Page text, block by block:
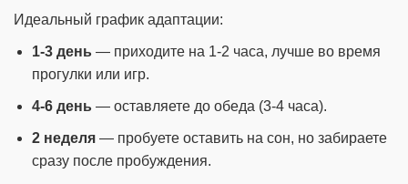
Идеальный график адаптации:
1-3 день — приходите на 1-2 часа, лучше во время
прогулки или игр.
4-6 день — оставляете до обеда (3-4 часа).
2 неделя — пробуете оставить на сон, но забираете
сразу после пробуждения.